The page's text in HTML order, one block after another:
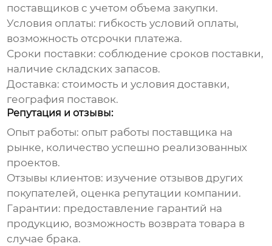
поставщиков с учетом объема закупки.
Условия оплаты: гибкость условий оплаты,
возможность отсрочки платежа.
Сроки поставки: соблюдение сроков поставки,
наличие складских запасов.
Доставка: стоимость и условия доставки,
география поставок.
Репутация и отзывы:
Опыт работы: опыт работы поставщика на
рынке, количество успешно реализованных
проектов.
Отзывы клиентов: изучение отзывов других
покупателей, оценка репутации компании.
Гарантии: предоставление гарантий на
продукцию, возможность возврата товара в
случае брака.